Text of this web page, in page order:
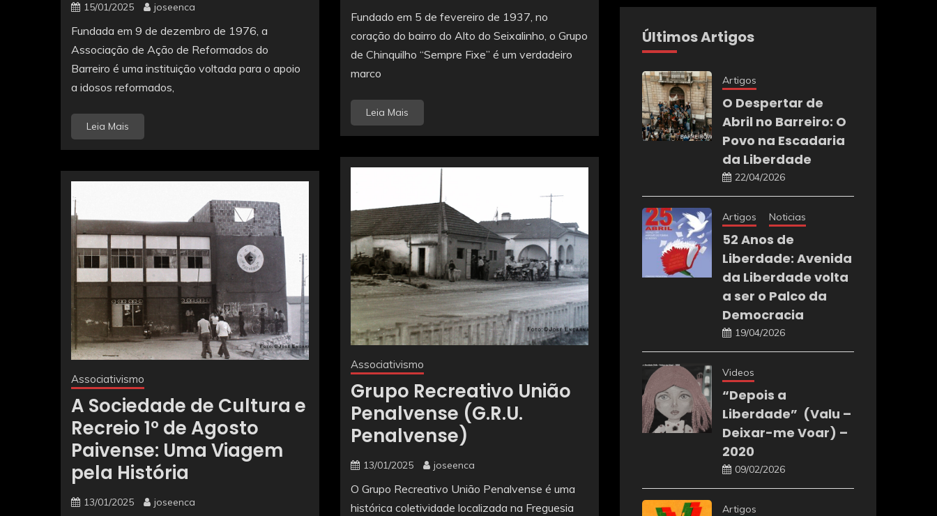
15/01/2025 joseenca
Fundada em 9 de dezembro de 1976, a
Associação de Ação de Reformados do
Barreiro é uma instituição voltada para o apoio
a idosos reformados,
Leia Mais
Fundado em 5 de fevereiro de 1937, no
coração do bairro do Alto do Seixalinho, o Grupo
de Chinquilho “Sempre Fixe” é um verdadeiro
marco
Leia Mais
Associativismo
Grupo Recreativo União
Penalvense (G.R.U.
Penalvense)
13/01/2025 joseenca
O Grupo Recreativo União Penalvense é uma
histórica coletividade localizada na Freguesia
Associativismo
A Sociedade de Cultura e
Recreio 1º de Agosto
Paivense: Uma Viagem
pela História
13/01/2025 joseenca
Últimos Artigos
Artigos
O Despertar de
Abril no Barreiro: O
Povo na Escadaria
da Liberdade
22/04/2026
Artigos Noticias
52 Anos de
Liberdade: Avenida
da Liberdade volta
a ser o Palco da
Democracia
19/04/2026
Videos
“Depois a
Liberdade” (Valu –
Deixar-me Voar) –
2020
09/02/2026
Artigos